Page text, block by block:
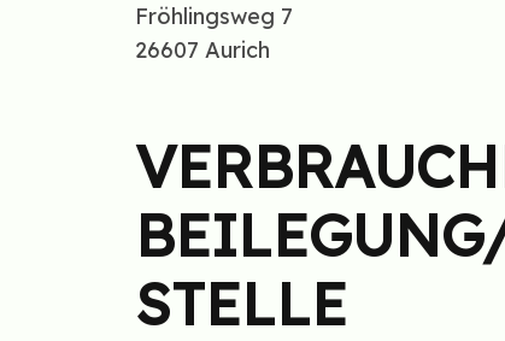
Fröhlingsweg 7
26607 Aurich
STELLE